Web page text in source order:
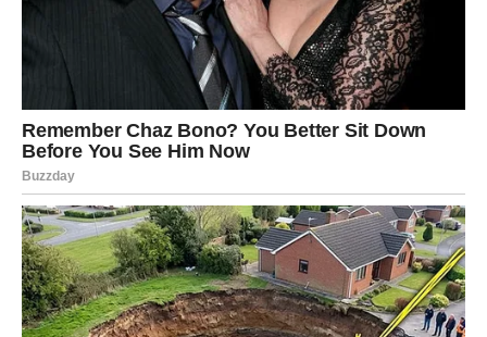
autentičnost
Lav shvata:
Da ne mora da glumi snagu
Da ne mora da se dokazuje
Da ne mora da bude „uvek jak“
U ovom periodu Lav: